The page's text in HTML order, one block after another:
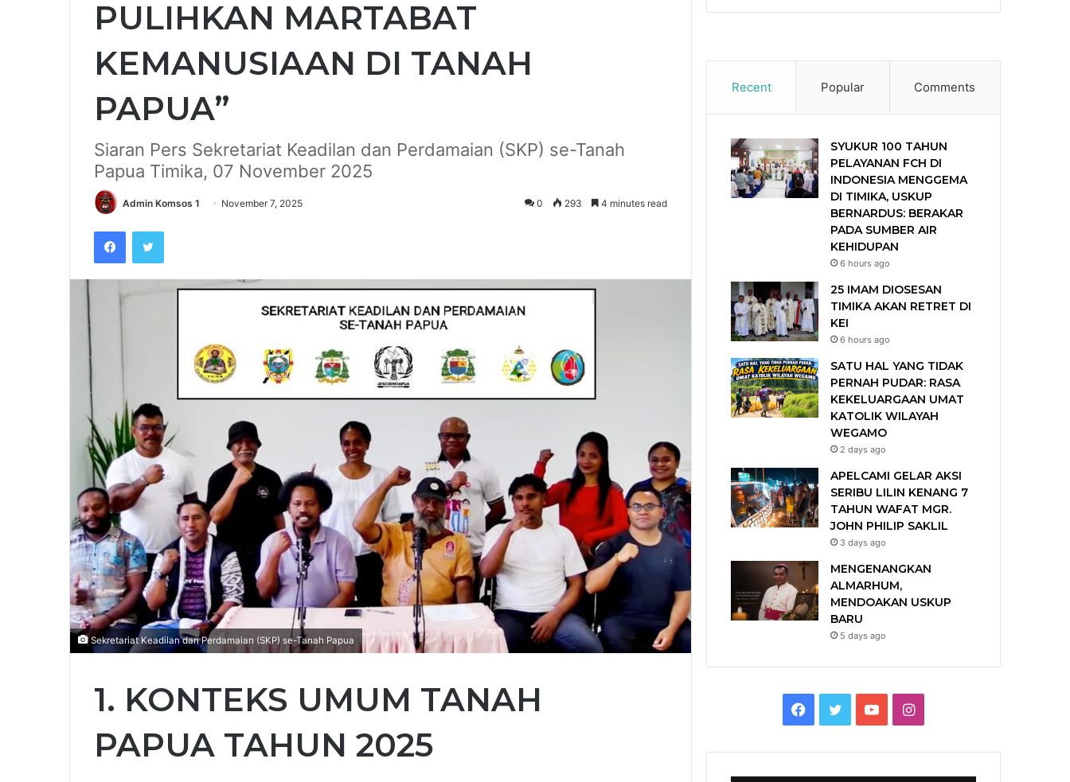
PULIHKAN MARTABAT
KEMANUSIAAN DI TANAH
PAPUA”
Siaran Pers Sekretariat Keadilan dan Perdamaian (SKP) se-Tanah
Papua Timika, 07 November 2025
Admin Komsos 1 November 7, 2025 0 293 4 minutes read
Sekretariat Keadilan dan Perdamaian (SKP) se-Tanah Papua
1. KONTEKS UMUM TANAH
PAPUA TAHUN 2025
Recent Popular Comments
SYUKUR 100 TAHUN
PELAYANAN FCH DI
INDONESIA MENGGEMA
DI TIMIKA, USKUP
BERNARDUS: BERAKAR
PADA SUMBER AIR
KEHIDUPAN
6 hours ago
25 IMAM DIOSESAN
TIMIKA AKAN RETRET DI
KEI
6 hours ago
SATU HAL YANG TIDAK
PERNAH PUDAR: RASA
KEKELUARGAAN UMAT
KATOLIK WILAYAH
WEGAMO
2 days ago
APELCAMI GELAR AKSI
SERIBU LILIN KENANG 7
TAHUN WAFAT MGR.
JOHN PHILIP SAKLIL
3 days ago
MENGENANGKAN
ALMARHUM,
MENDOAKAN USKUP
BARU
5 days ago
c
i
u
I
s